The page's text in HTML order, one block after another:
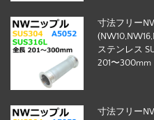
寸法フリー
ステンレス
201〜300mm
寸法フリー